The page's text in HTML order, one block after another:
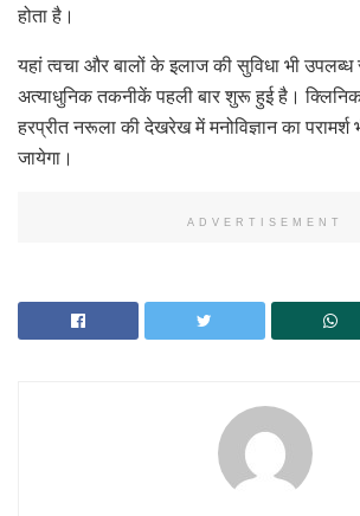
होता है।
यहां त्वचा और बालों के इलाज की सुविधा भी उपलब्ध
अत्याधुनिक तकनीकें पहली बार शुरू हुई है। क्लिनिक
हरप्रीत नरूला की देखरेख में मनोविज्ञान का परामर्श
जायेगा।
ADVERTISEMENT